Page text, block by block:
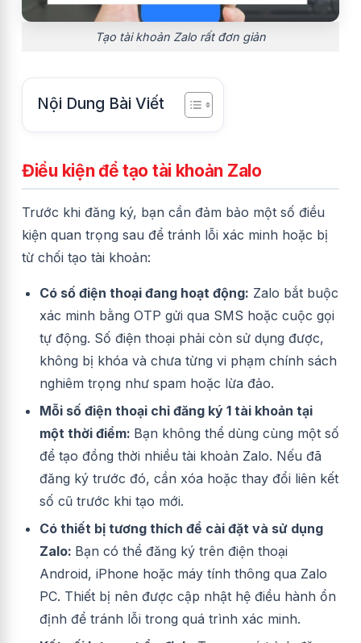
Tạo tài khoản Zalo rất đơn giản
Nội Dung Bài Viết
Điều kiện để tạo tài khoản Zalo
Trước khi đăng ký, bạn cần đảm bảo một số điều
kiện quan trọng sau để tránh lỗi xác minh hoặc bị
từ chối tạo tài khoản:
Có số điện thoại đang hoạt động: Zalo bắt buộc
xác minh bằng OTP gửi qua SMS hoặc cuộc gọi
tự động. Số điện thoại phải còn sử dụng được,
không bị khóa và chưa từng vi phạm chính sách
nghiêm trọng như spam hoặc lừa đảo.
Mỗi số điện thoại chỉ đăng ký 1 tài khoản tại
một thời điểm: Bạn không thể dùng cùng một số
để tạo đồng thời nhiều tài khoản Zalo. Nếu đã
đăng ký trước đó, cần xóa hoặc thay đổi liên kết
số cũ trước khi tạo mới.
Có thiết bị tương thích để cài đặt và sử dụng
Zalo: Bạn có thể đăng ký trên điện thoại
Android, iPhone hoặc máy tính thông qua Zalo
PC. Thiết bị nên được cập nhật hệ điều hành ổn
định để tránh lỗi trong quá trình xác minh.